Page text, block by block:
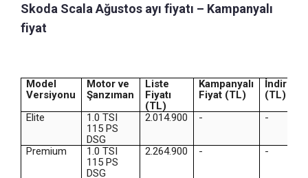
Skoda Scala Ağustos ayı fiyatı – Kampanyalı
fiyat
Model
Versiyonu
Motor ve
Şanzıman
Liste
Fiyatı
(TL)
Kampanyalı
Fiyat (TL)
İndirim
(TL)
Elite
1.0 TSI
115 PS
DSG
2.014.900 - -
Premium
1.0 TSI
115 PS
DSG
2.264.900 - -